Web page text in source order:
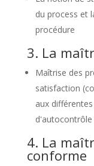
du process et
procédure
3. La
Maîtrise des
satisfaction
aux
d'autocontrôle
4. La
conforme